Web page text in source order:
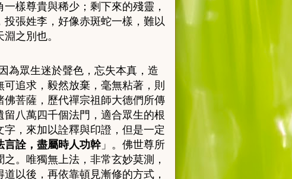
樣尊貴與稀少；剩下來的殘靈，
張姓李，好像赤斑蛇一樣，難以
之別也。
為眾生迷於聲色，忘失本真，造
追求，毅然放棄，毫無粘著，則
佛菩薩，歷代禪宗祖師大德們所傳
八萬四千個法門，適合眾生的根
，來加以詮釋與印證，但是一定
言詮，盡屬時人功幹」。 佛世尊所
。唯獨無上法，非常玄妙莫測，
以後，再依靠頓見漸修的方式，